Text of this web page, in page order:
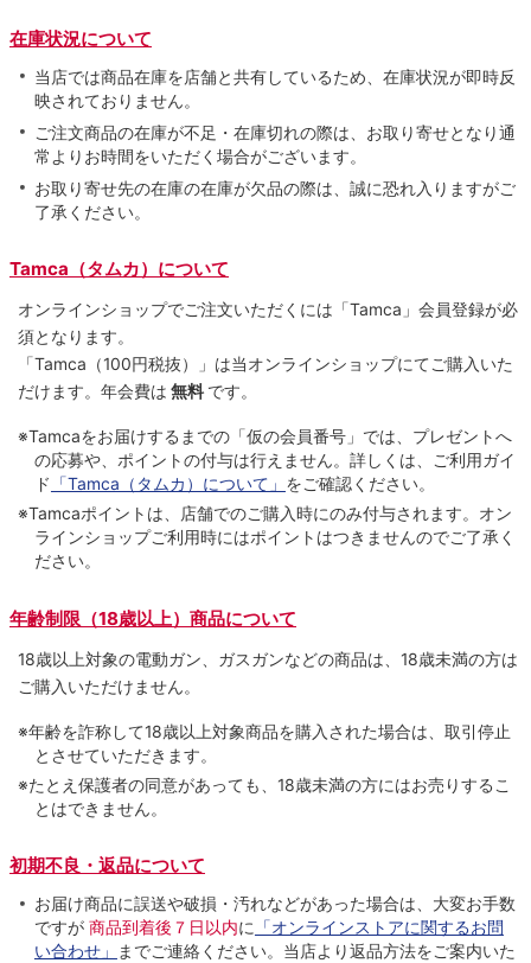
在庫状況について
当店では商品在庫を店舗と共有しているため、在庫状況が即時反
映されておりません。
ご注文商品の在庫が不足・在庫切れの際は、お取り寄せとなり通
常よりお時間をいただく場合がございます。
お取り寄せ先の在庫の在庫が欠品の際は、誠に恐れ入りますがご
了承ください。
Tamca（タムカ）について
オンラインショップでご注⽂いただくには「Tamca」会員登録が必
須となります。
「Tamca （100円税抜）
」は当オンラインショップにてご購⼊いた
だけます。 年会費は 無料 です。
※Tamcaをお届けするまでの「仮の会員番号」では、プレゼントへ
の応募や、ポイントの付与は⾏えません。詳しくは、ご利⽤ガイ
ド 「Tamca（タムカ）について」 をご確認ください。
※Tamcaポイントは、店舗でのご購⼊時にのみ付与されます。オン
ラインショップご利用時にはポイントはつきませんのでご了承く
ださい。
年齢制限（18歳以上）商品について
18歳以上対象の電動ガン、ガスガンなどの商品は、18歳未満の方は
ご購入いただけません。
※年齢を詐称して18歳以上対象商品を購入された場合は、取引停止
とさせていただきます。
※たとえ保護者の同意があっても、18歳未満の方にはお売りするこ
とはできません。
初期不良・返品について
お届け商品に誤送や破損・汚れなどがあった場合は、大変お手数
ですが 商品到着後７日以内に 「オンラインストアに関するお問
い合わせ」 までご連絡ください。当店より返品方法をご案内いた